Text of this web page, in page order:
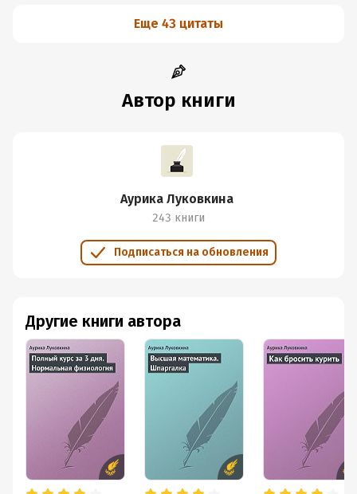
Еще 43 цитаты
Автор книги
Аурика Луковкина
243 книги
Подписаться на обновления
Другие книги автора